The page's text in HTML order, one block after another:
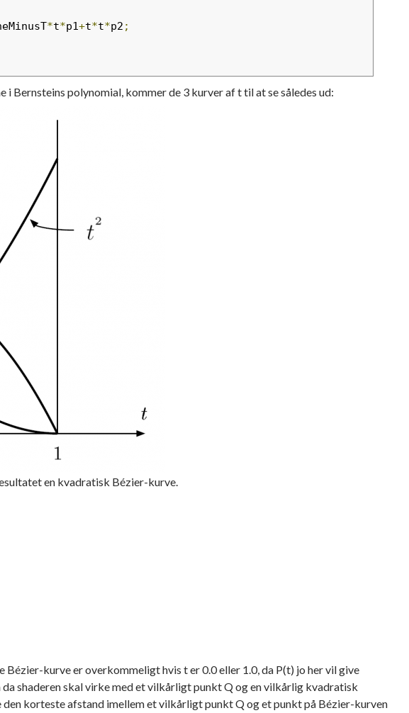
*t*p1+t*t*p2 ;
Bernsteins polynomial, kommer de 3 kurver af t til at se således ud:
en kvadratisk Bézier-kurve.
kurve er overkommeligt hvis t er 0.0 eller 1.0, da P(t) jo her vil give
shaderen skal virke med et vilkårligt punkt Q og en vilkårlig kvadratisk
korteste afstand imellem et vilkårligt punkt Q og et punkt på Bézier-kurven